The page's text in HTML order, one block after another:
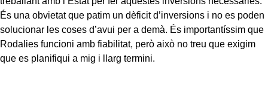
És una obvietat que patim un dèficit d’inversions i no es poden
solucionar les coses d’avui per a demà. És importantíssim que
Rodalies funcioni amb fiabilitat, però això no treu que exigim
que es planifiqui a mig i llarg termini.